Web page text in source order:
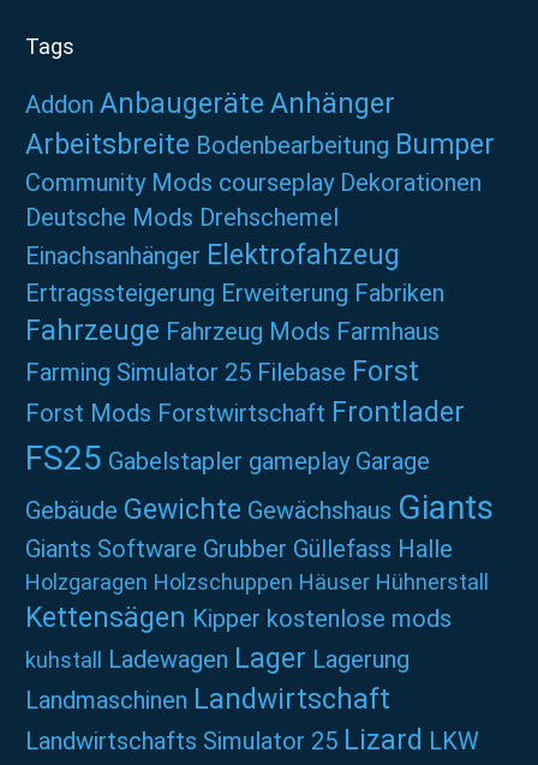
Tags
Addon Anbaugeräte Anhänger
Arbeitsbreite Bodenbearbeitung Bumper
Community Mods courseplay Dekorationen
Deutsche Mods Drehschemel
Einachsanhänger Elektrofahzeug
Ertragssteigerung Erweiterung Fabriken
Fahrzeuge Fahrzeug Mods Farmhaus
Farming Simulator 25 Filebase Forst
Forst Mods Forstwirtschaft Frontlader
FS25 Gabelstapler gameplay Garage
Gebäude Gewichte Gewächshaus Giants
Giants Software Grubber Güllefass Halle
Holzgaragen Holzschuppen Häuser Hühnerstall
Kettensägen Kipper kostenlose mods
kuhstall Ladewagen Lager Lagerung
Landmaschinen Landwirtschaft
Landwirtschafts Simulator 25 Lizard LKW